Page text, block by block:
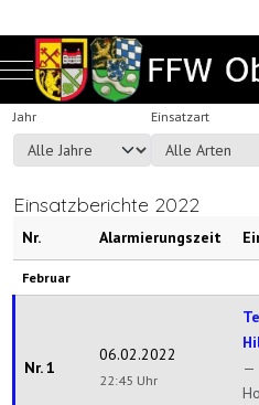
Mobile Menu Toggle
Jahr Einsatzart
Einsatzberichte 2022
Nr. Alarmierungszeit
Februar
Nr. 1
06.02.2022
22:45 Uhr
—